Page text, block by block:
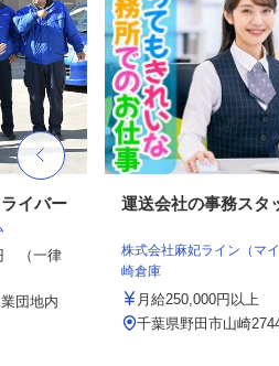
イバー
（一律
団地内
運送会社の事務スタ
株式会社麻妃ライン（マ
崎倉庫
月給250,000円以上
千葉県野田市山崎